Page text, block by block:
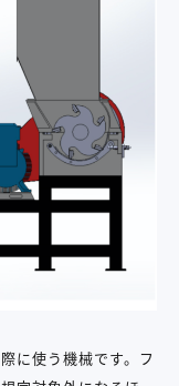
に使う機械です。フ